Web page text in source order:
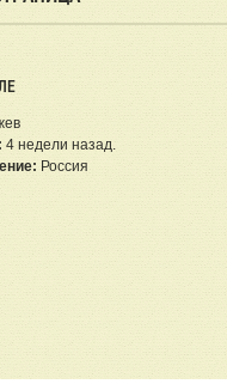
4 недели назад.
Россия